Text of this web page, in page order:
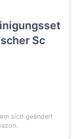
Sc
sich geändert